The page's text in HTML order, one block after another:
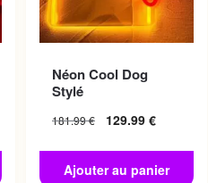
Néon Cool Dog
Stylé
181.99€ 129.99 €
Ajouter au panier